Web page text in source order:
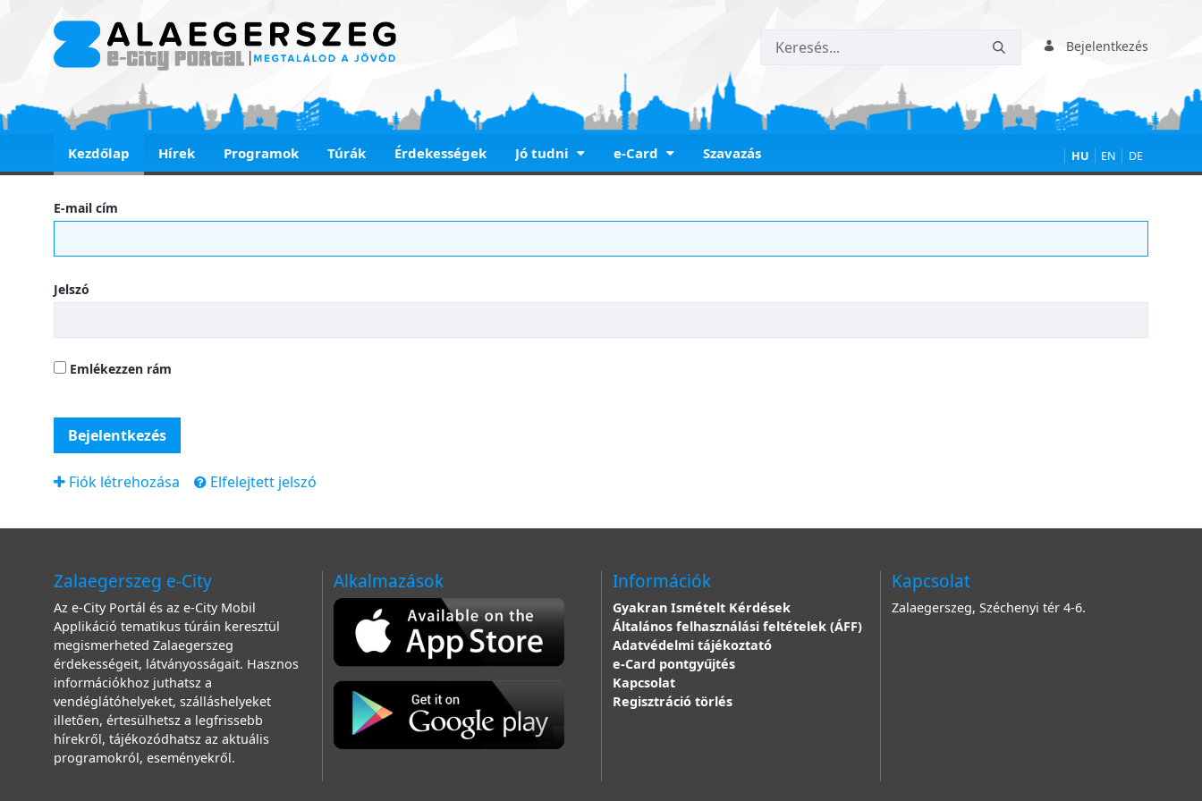
Bejelentkezés
Kezdőlap Hírek Programok Túrák Érdekességek Jó tudni e-Card Szavazás HU EN DE
Kezdőlap
E-mail cím
Jelszó
Emlékezzen rám
Bejelentkezés
Fiók létrehozása Elfelejtett jelszó
Zalaegerszeg e-City
Az e-City Portál és az e-City Mobil
Applikáció tematikus túráin keresztül
megismerheted Zalaegerszeg
érdekességeit, látványosságait. Hasznos
információkhoz juthatsz a
vendéglátóhelyeket, szálláshelyeket
illetően, értesülhetsz a legfrissebb
hírekről, tájékozódhatsz az aktuális
programokról, eseményekről.
Alkalmazások Információk
Gyakran Ismételt Kérdések
Általános felhasználási feltételek (ÁFF)
Adatvédelmi tájékoztató
e-Card pontgyűjtés
Kapcsolat
Regisztráció törlés
Kapcsolat
Zalaegerszeg, Széchenyi tér 4-6.